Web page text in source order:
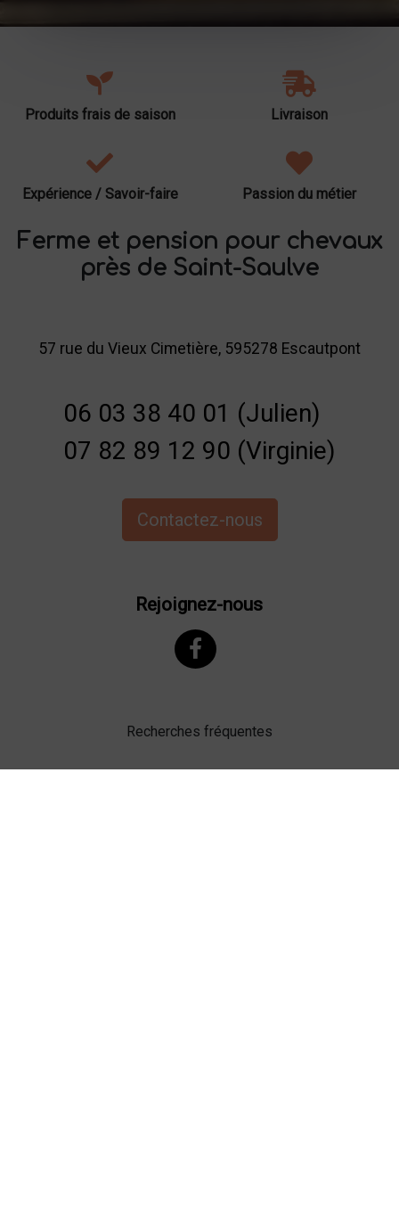
Produits frais de saison Livraison
Expérience / Savoir-faire Passion du métier
Ferme et pension pour chevaux
près de Saint-Saulve
57 rue du Vieux Cimetière, 595278 Escautpont
06 03 38 40 01 (Julien)
07 82 89 12 90 (Virginie)
Contactez-nous
Rejoignez-nous
Recherches fréquentes